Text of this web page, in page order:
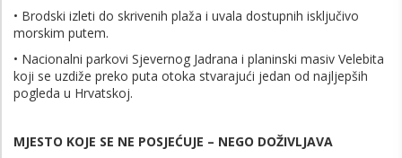
• Brodski izleti do skrivenih plaža i uvala dostupnih isključivo
morskim putem.
• Nacionalni parkovi Sjevernog Jadrana i planinski masiv Velebita
koji se uzdiže preko puta otoka stvarajući jedan od najljepših
pogleda u Hrvatskoj.
MJESTO KOJE SE NE POSJEĆUJE – NEGO DOŽIVLJAVA